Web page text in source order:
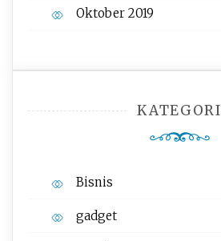
Oktober 2019
KATEGORI
Bisnis
gadget